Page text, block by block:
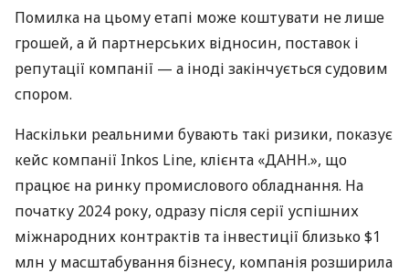
Помилка на цьому етапі може коштувати не лише
грошей, а й партнерських відносин, поставок і
репутації компанії — а іноді закінчується судовим
спором.
Наскільки реальними бувають такі ризики, показує
кейс компанії Inkos Line, клієнта «ДАНН.», що
працює на ринку промислового обладнання. На
початку 2024 року, одразу після серії успішних
міжнародних контрактів та інвестиції близько $1
млн у масштабування бізнесу, компанія розширила